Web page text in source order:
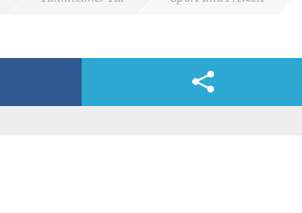
die Gesundheit fördern und die natürlichen
Wohlbefinden.